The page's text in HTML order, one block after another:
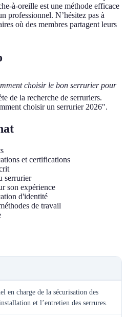
à-oreille est une méthode efficace
professionnel. N’hésitez pas à
où des membres partagent leurs
choisir le bon serrurier pour
de la recherche de serruriers.
choisir un serrurier 2026".
et certifications
serrurier
son expérience
d'identité
de travail
en charge de la sécurisation des
et l’entretien des serrures.